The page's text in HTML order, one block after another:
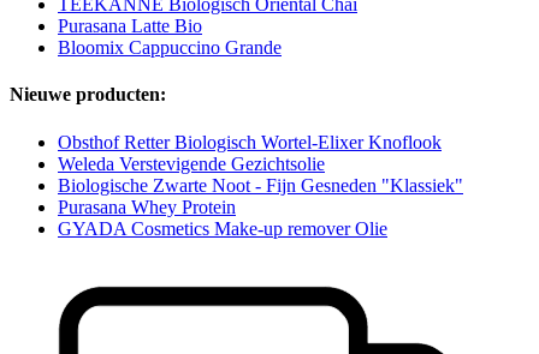
TEEKANNE Biologisch Oriental Chai
Purasana Latte Bio
Bloomix Cappuccino Grande
Nieuwe producten:
Obsthof Retter Biologisch Wortel-Elixer Knoflook
Weleda Verstevigende Gezichtsolie
Biologische Zwarte Noot - Fijn Gesneden "Klassiek"
Purasana Whey Protein
GYADA Cosmetics Make-up remover Olie